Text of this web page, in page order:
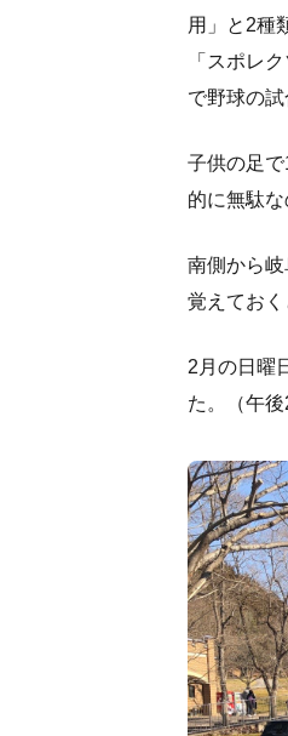
用」と2種
「スポレ
で野球の
子供の足
的に無駄な
南側から
覚えておく
2月の日曜
た。（午